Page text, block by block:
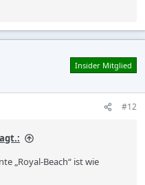
Insider Mitglied
#12
„Royal-Beach“ ist wie